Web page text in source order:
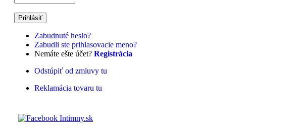
Zabudnuté heslo?
Zabudli ste prihlasovacie meno?
Nemáte ešte účet? Registrácia
Odstúpiť od zmluvy tu
Reklamácia tovaru tu